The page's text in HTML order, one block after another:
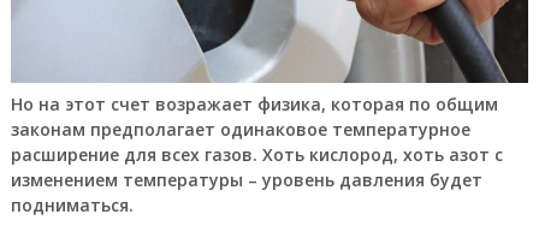
Но на этот счет возражает физика, которая по общим
законам предполагает одинаковое температурное
расширение для всех газов. Хоть кислород, хоть азот с
изменением температуры – уровень давления будет
подниматься.